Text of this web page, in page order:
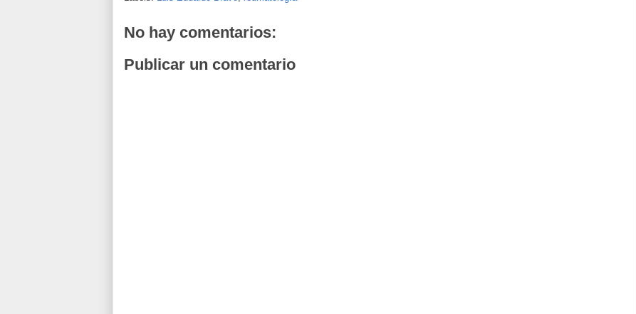
No hay comentarios:
Publicar un comentario